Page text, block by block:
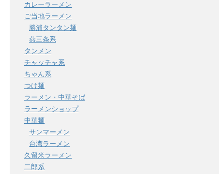
カレーラーメン
ご当地ラーメン
勝浦タンタン麺
燕三条系
タンメン
チャッチャ系
ちゃん系
つけ麺
ラーメン・中華そば
ラーメンショップ
中華麺
サンマーメン
台湾ラーメン
久留米ラーメン
二郎系